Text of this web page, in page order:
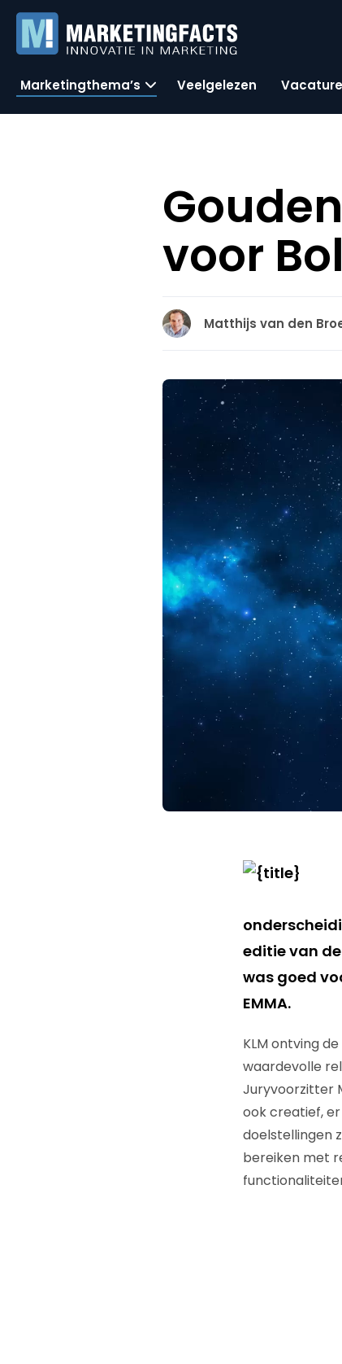
Marketingthema’s Veelgelezen
voor
Matthijs van den
editie van
was goed
EMMA.
KLM ontving
waardevolle
Juryvoorzitter
ook creatief,
doelstellingen
bereiken met